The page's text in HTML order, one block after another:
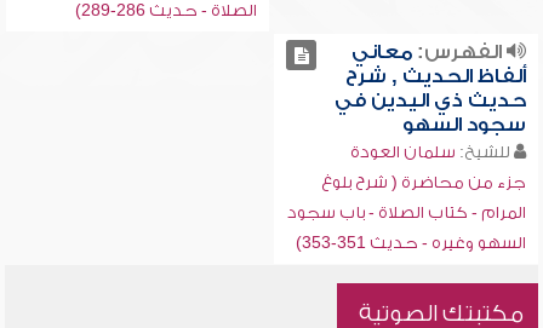
الصلاة - حديث 286-289)
الفهرس:معاني
ألفاظ الحديث , شرح
حديث ذي اليدين في
سجود السهو
للشيخ: سلمان العودة
جزء من محاضرة ( شرح بلوغ
المرام - كتاب الصلاة - باب سجود
السهو وغيره - حديث 351-353)
مكتبتك الصوتية